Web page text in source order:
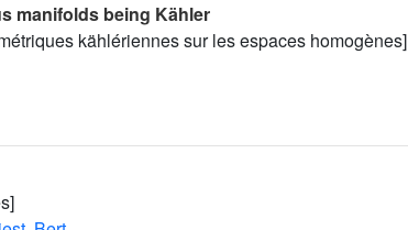
manifolds being Kähler
kählériennes sur les espaces homogènes]